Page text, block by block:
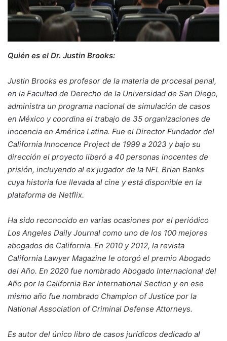
Quién es el Dr. Justin Brooks:
Justin Brooks es profesor de la materia de procesal penal,
en la Facultad de Derecho de la Universidad de San Diego,
administra un programa nacional de simulación de casos
en México y coordina el trabajo de 35 organizaciones de
inocencia en América Latina. Fue el Director Fundador del
California Innocence Project de 1999 a 2023 y bajo su
dirección el proyecto liberó a 40 personas inocentes de
prisión, incluyendo al ex jugador de la NFL Brian Banks
cuya historia fue llevada al cine y está disponible en la
plataforma de Netflix.
Ha sido reconocido en varias ocasiones por el periódico
Los Angeles Daily Journal como uno de los 100 mejores
abogados de California. En 2010 y 2012, la revista
California Lawyer Magazine le otorgó el premio Abogado
del Año. En 2020 fue nombrado Abogado Internacional del
Año por la California Bar International Section y en ese
mismo año fue nombrado Champion of Justice por la
National Association of Criminal Defense Attorneys.
Es autor del único libro de casos jurídicos dedicado al